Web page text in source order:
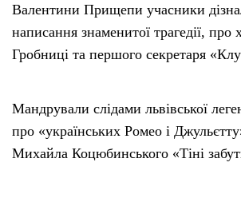
Валентини Прищепи учасники
написання знаменитої трагедії, про
Гробниці та першого секретаря
Мандрували слідами львівської
про «українських Ромео і
Михайла Коцюбинського «Тіні